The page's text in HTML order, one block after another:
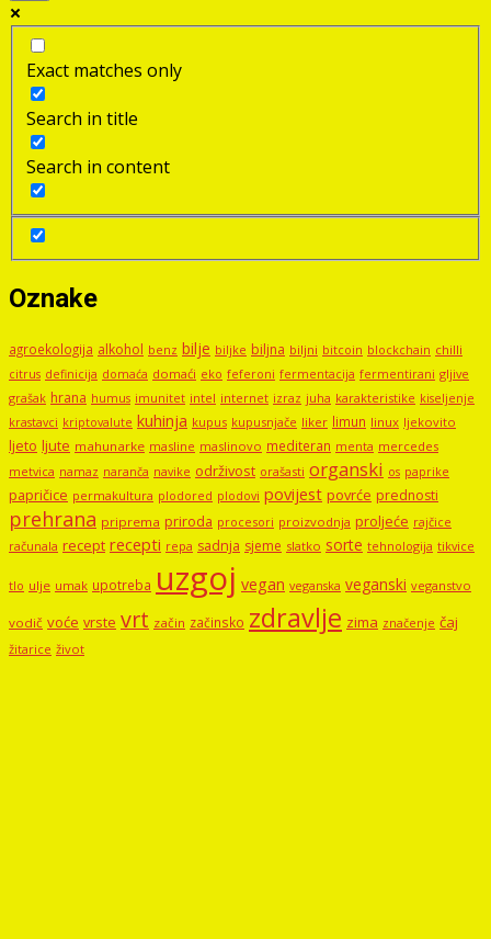
Exact matches only
Search in title
Search in content
Oznake
agroekologija alkohol benz bilje biljke biljna biljni bitcoin blockchain chilli
citrus definicija domaća domaći eko feferoni fermentacija fermentirani gljive
grašak hrana humus imunitet intel internet izraz juha karakteristike kiseljenje
krastavci kriptovalute kuhinja kupus kupusnjače liker limun linux ljekovito
ljeto ljute mahunarke masline maslinovo mediteran menta mercedes
metvica namaz naranča navike održivost orašasti organski os paprike
papričice permakultura plodored plodovi povijest povrće prednosti
prehrana priprema priroda procesori proizvodnja proljeće rajčice
računala recept recepti repa sadnja sjeme slatko sorte tehnologija tikvice
tlo ulje umak upotreba uzgoj vegan veganska veganski veganstvo
vodič voće vrste vrt začin začinsko zdravlje zima značenje čaj
žitarice život